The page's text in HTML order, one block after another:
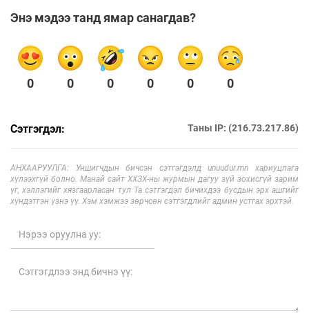
Энэ мэдээ танд ямар санагдав?
0 0 0 0 0 0
Сэтгэгдэл: Таны IP: (216.73.217.86)
АНХААРУУЛГА: Уншигчдын бичсэн сэтгэгдэлд unuudur.mn хариуцлага
хүлээхгүй болно. Манай сайт ХХЗХ-ны журмын дагуу зүй зохисгүй зарим
үг, хэллэгийг хязгаарласан тул Та сэтгэгдэл бичихдээ бусдын эрх ашгийг
хүндэтгэн үзнэ үү. Хэм хэмжээ зөрчсөн сэтгэгдлийг админ устгах эрхтэй.